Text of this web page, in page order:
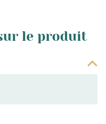
le produit